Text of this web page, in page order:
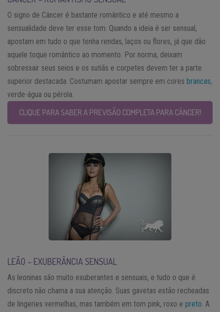
O signo de Câncer é bastante romântico e até mesmo a
sensualidade deve ter esse tom. Quando a ideia é ser sensual,
apostam em tudo o que tenha rendas, laços ou flores, já que dão
aquele toque romântico ao momento. Por norma, deixam
sobressair seus seios e os sutiãs e corpetes devem ter a parte
superior destacada. Costumam apostar sempre em cores brancas,
verde-água ou pérola.
CLIQUE PARA SABER A PREVISÃO COMPLETA PARA CÂNCER!
LEÃO – EXUBERÂNCIA SENSUAL
As leoninas são muito exuberantes e sensuais, e tudo o que é
discreto não chama a sua atenção. Suas gavetas estão recheadas
de lingeries vermelhas, mas também em tom pink, roxo e preto. A